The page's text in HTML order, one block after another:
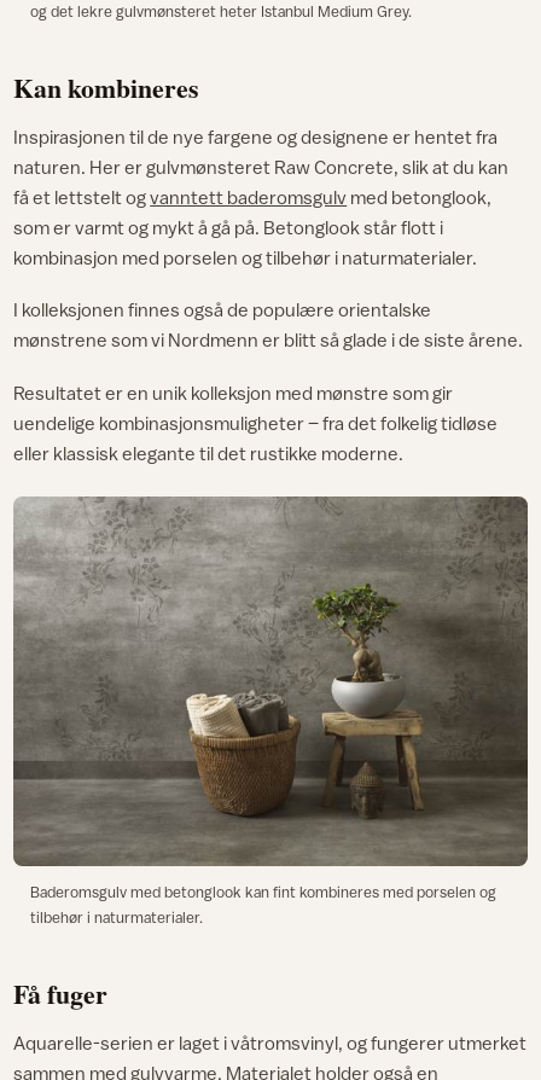
og det lekre gulvmønsteret heter Istanbul Medium Grey.
Kan kombineres
Inspirasjonen til de nye fargene og designene er hentet fra
naturen. Her er gulvmønsteret Raw Concrete, slik at du kan
få et lettstelt ogvanntett baderomsgulv med betonglook,
som er varmt og mykt å gå på. Betonglook står flott i
kombinasjon med porselen og tilbehør i naturmaterialer.
I kolleksjonen finnes også de populære orientalske
mønstrene som vi Nordmenn er blitt så glade i de siste årene.
Resultatet er en unik kolleksjon med mønstre som gir
uendelige kombinasjonsmuligheter – fra det folkelig tidløse
eller klassisk elegante til det rustikke moderne.
Baderomsgulv med betonglook kan fint kombineres med porselen og
tilbehør i naturmaterialer.
Få fuger
Aquarelle-serien er laget i våtromsvinyl, og fungerer utmerket
sammen med gulvvarme. Materialet holder også en